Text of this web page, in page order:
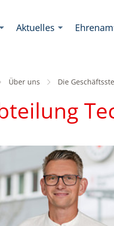
Aktuelles
Über uns Die